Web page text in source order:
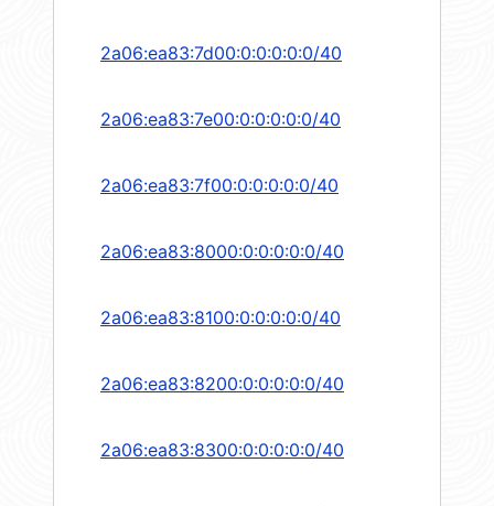
2a06:ea83:7d00:0:0:0:0:0/40
2a06:ea83:7e00:0:0:0:0:0/40
2a06:ea83:7f00:0:0:0:0:0/40
2a06:ea83:8000:0:0:0:0:0/40
2a06:ea83:8100:0:0:0:0:0/40
2a06:ea83:8200:0:0:0:0:0/40
2a06:ea83:8300:0:0:0:0:0/40